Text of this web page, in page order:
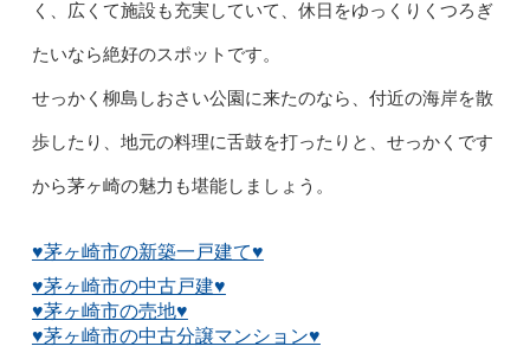
く、広くて施設も充実していて、休日をゆっくりくつろぎ
たいなら絶好のスポットです。
せっかく柳島しおさい公園に来たのなら、付近の海岸を散
歩したり、地元の料理に舌鼓を打ったりと、せっかくです
から茅ヶ崎の魅力も堪能しましょう。
♥茅ヶ崎市の新築一戸建て♥
♥茅ヶ崎市の中古戸建♥
♥茅ヶ崎市の売地♥
♥茅ヶ崎市の中古分譲マンション♥